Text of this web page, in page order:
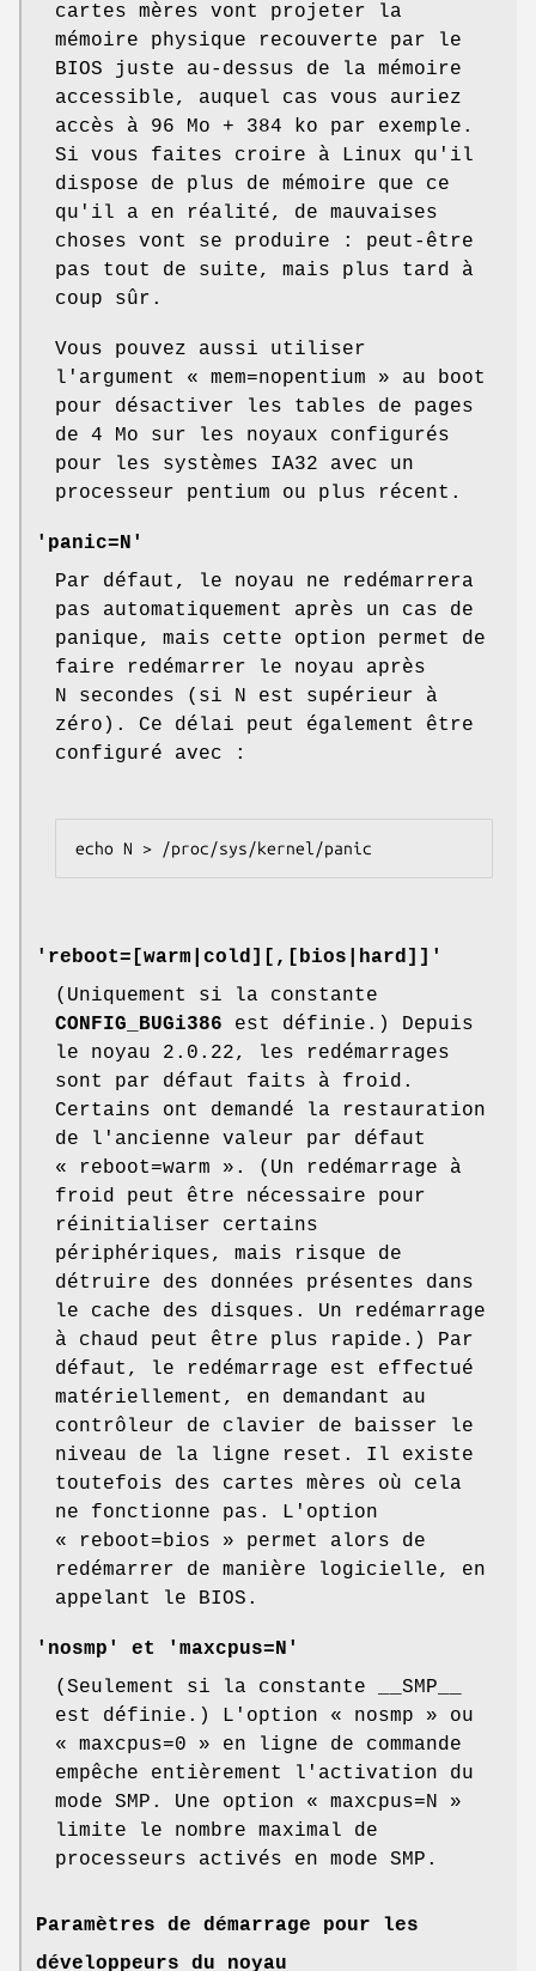
cartes mères vont projeter la
mémoire physique recouverte par le
BIOS juste au-dessus de la mémoire
accessible, auquel cas vous auriez
accès à 96 Mo + 384 ko par exemple.
Si vous faites croire à Linux qu'il
dispose de plus de mémoire que ce
qu'il a en réalité, de mauvaises
choses vont se produire : peut-être
pas tout de suite, mais plus tard à
coup sûr.
Vous pouvez aussi utiliser
l'argument « mem=nopentium » au boot
pour désactiver les tables de pages
de 4 Mo sur les noyaux configurés
pour les systèmes IA32 avec un
processeur pentium ou plus récent.
'panic=N'
Par défaut, le noyau ne redémarrera
pas automatiquement après un cas de
panique, mais cette option permet de
faire redémarrer le noyau après
N secondes (si N est supérieur à
zéro). Ce délai peut également être
configuré avec :
echo N > /proc/sys/kernel/panic
'reboot=[warm|cold][,[bios|hard]]'
(Uniquement si la constante
CONFIG_BUGi386 est définie.) Depuis
le noyau 2.0.22, les redémarrages
sont par défaut faits à froid.
Certains ont demandé la restauration
de l'ancienne valeur par défaut
« reboot=warm ». (Un redémarrage à
froid peut être nécessaire pour
réinitialiser certains
périphériques, mais risque de
détruire des données présentes dans
le cache des disques. Un redémarrage
à chaud peut être plus rapide.) Par
défaut, le redémarrage est effectué
matériellement, en demandant au
contrôleur de clavier de baisser le
niveau de la ligne reset. Il existe
toutefois des cartes mères où cela
ne fonctionne pas. L'option
« reboot=bios » permet alors de
redémarrer de manière logicielle, en
appelant le BIOS.
'nosmp' et
'maxcpus=N'
(Seulement si la constante __SMP__
est définie.) L'option « nosmp » ou
« maxcpus=0 » en ligne de commande
empêche entièrement l'activation du
mode SMP. Une option « maxcpus=N »
limite le nombre maximal de
processeurs activés en mode SMP.
Paramètres de démarrage pour les
développeurs du noyau